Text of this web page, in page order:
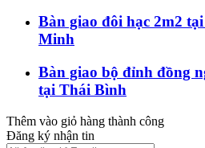
Bàn giao đôi hạc 2m2
Minh
Bàn giao bộ đỉnh đồng
tại Thái Bình
Thêm vào giỏ hàng thành công
Đăng ký nhận tin